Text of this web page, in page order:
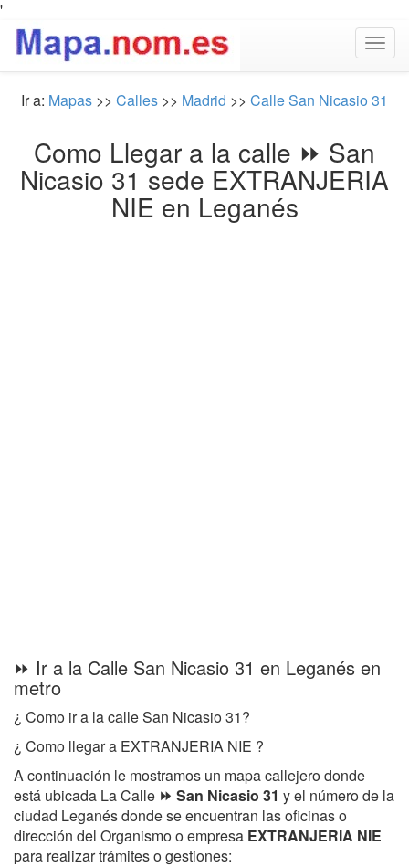
'
Ir a: Mapas >> Calles >> Madrid >> Calle San Nicasio 31
Como Llegar a la calle ⏩ San
Nicasio 31 sede EXTRANJERIA
NIE en Leganés
⏩ Ir a la Calle San Nicasio 31 en Leganés en
metro
¿ Como ir a la calle San Nicasio 31?
¿ Como llegar a EXTRANJERIA NIE ?
A continuación le mostramos un mapa callejero donde
está ubicada La Calle ⏩ San Nicasio 31 y el número de la
ciudad Leganés donde se encuentran las oficinas o
dirección del Organismo o empresa EXTRANJERIA NIE
para realizar trámites o gestiones: